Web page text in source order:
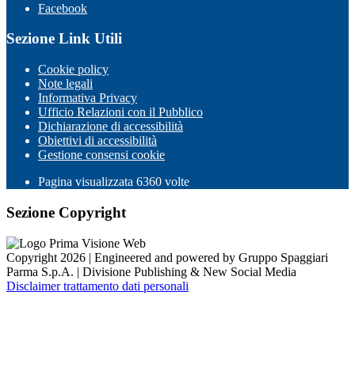
Facebook
Sezione Link Utili
Cookie policy
Note legali
Informativa Privacy
Ufficio Relazioni con il Pubblico
Dichiarazione di accessibilità
Obiettivi di accessibilità
Gestione consensi cookie
Pagina visualizzata 6360 volte
Sezione Copyright
Copyright 2026 | Engineered and powered by Gruppo Spaggiari
Parma S.p.A. | Divisione Publishing & New Social Media
Disclaimer trattamento dati personali